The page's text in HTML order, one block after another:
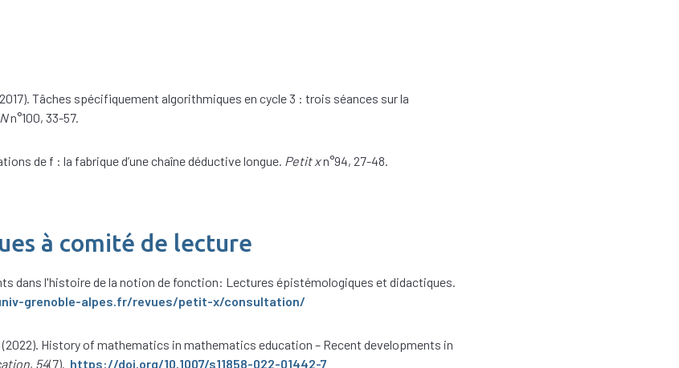
Tâches spécifiquement algorithmiques en cycle 3 : trois séances sur la
n°100, 33-57.
de f : la fabrique d’une chaîne déductive longue. Petit xn°94, 27-48.
à comité de lecture
dans l'histoire de la notion de fonction: Lectures épistémologiques et didactiques.
grenoble-alpes.fr/revues/petit-x/consultation/
(2022). History of mathematics in mathematics education – Recent developments in
, 54(7). https://doi.org/10.1007/s11858-022-01442-7